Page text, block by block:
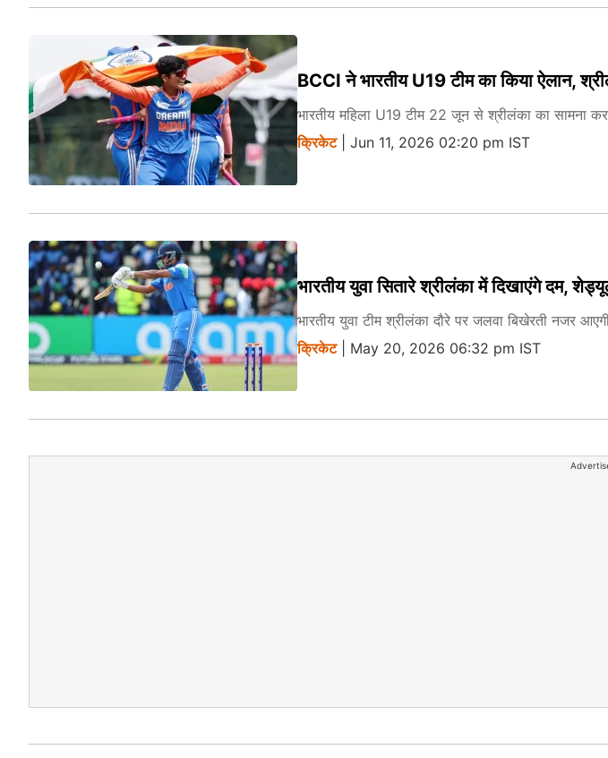
BCCI ने भारतीय U19 टीम का किया ऐलान,
भारतीय महिला U19 टीम 22 जून से श्रीलंका का सामना
क्रिकेट| Jun 11, 2026 02:20 pm IST
भारतीय युवा सितारे श्रीलंका में दिखाएंगे दम,
भारतीय युवा टीम श्रीलंका दौरे पर जलवा बिखेरती नजर
क्रिकेट| May 20, 2026 06:32 pm IST